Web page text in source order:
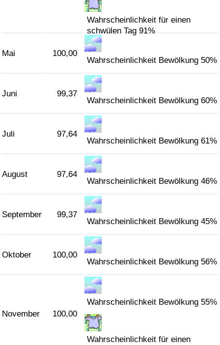
Wahrscheinlichkeit für einen
schwülen Tag 91%
Mai 100,00
Wahrscheinlichkeit Bewölkung 50%
Juni 99,37
Wahrscheinlichkeit Bewölkung 60%
Juli 97,64
Wahrscheinlichkeit Bewölkung 61%
August 97,64
Wahrscheinlichkeit Bewölkung 46%
September 99,37
Wahrscheinlichkeit Bewölkung 45%
Oktober 100,00
Wahrscheinlichkeit Bewölkung 56%
November 100,00
Wahrscheinlichkeit Bewölkung 55%
Wahrscheinlichkeit für einen